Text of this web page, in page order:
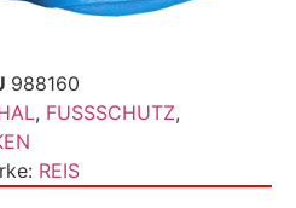
988160
, FUSSSCHUTZ,
REIS